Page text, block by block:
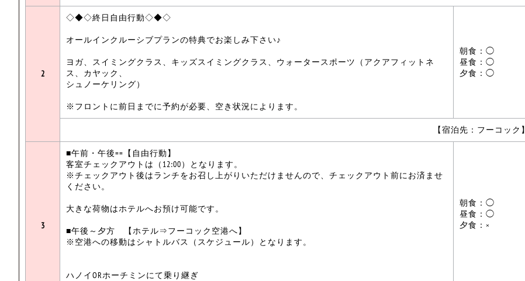
2
◇◆◇終日自由行動◇◆◇
オールインクルーシブプランの特典でお楽しみ下さい♪
ヨガ、スイミングクラス、キッズスイミングクラス、ウォータースポーツ（アクアフィットネ
ス、カヤック、
シュノーケリング）
※フロントに前日までに予約が必要、空き状況によります。
朝食：◯
昼食：◯
夕食：◯
【宿泊先：フーコック】
3
■午前・午後==【自由行動】
客室チェックアウトは（12:00）となります。
※チェックアウト後はランチをお召し上がりいただけませんので、チェックアウト前にお済ませ
ください。
大きな荷物はホテルへお預け可能です。
■午後～夕方 【ホテル⇒フーコック空港へ】
※空港への移動はシャトルバス（スケジュール）となります。
ハノイORホーチミンにて乗り継ぎ
朝食：◯
昼食：◯
夕食：×